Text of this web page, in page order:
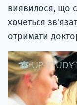
виявилося, що
хочеться
отримати